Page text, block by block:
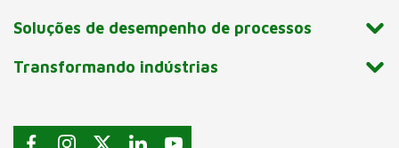
Soluções de desempenho de processos
Transformando indústrias